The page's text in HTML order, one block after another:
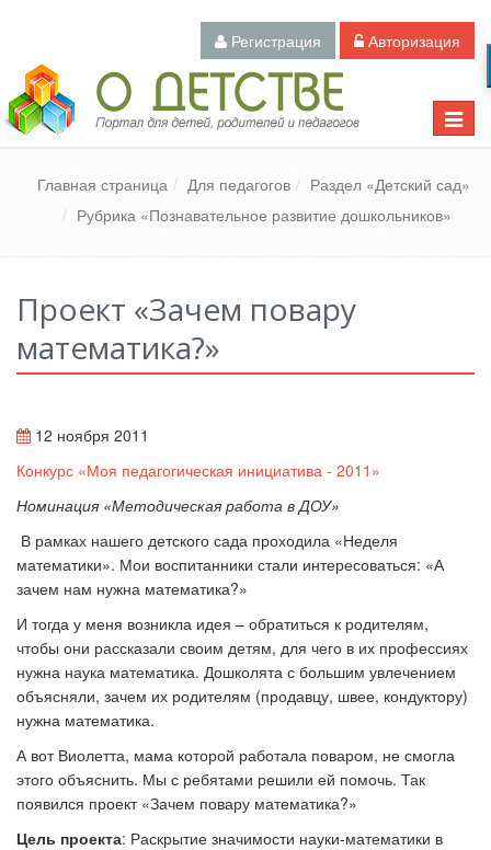
Регистрация Авторизация
Toggle
Педагогический портал «О детстве»
Главная страница Для педагогов
Раздел «Детский сад»
Рубрика «Познавательное развитие дошкольников»
Проект «Зачем повару
математика?»
12 ноября 2011
Конкурс «Моя педагогическая инициатива - 2011»
Номинация «Методическая работа в ДОУ»
В рамках нашего детского сада проходила «Неделя
математики». Мои воспитанники стали интересоваться: «А
зачем нам нужна математика?»
И тогда у меня возникла идея – обратиться к родителям,
чтобы они рассказали своим детям, для чего в их профессиях
нужна наука математика. Дошколята с большим увлечением
объясняли, зачем их родителям (продавцу, швее, кондуктору)
нужна математика.
А вот Виолетта, мама которой работала поваром, не смогла
этого объяснить. Мы с ребятами решили ей помочь. Так
появился проект «Зачем повару математика?»
Цель проекта: Раскрытие значимости науки-математики в